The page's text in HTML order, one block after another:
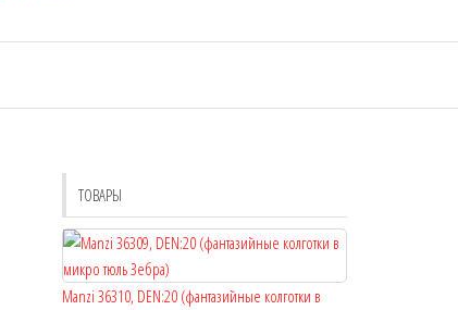
ТОВАРЫ
Manzi 36310, DEN:20 (фантазийные колготки в